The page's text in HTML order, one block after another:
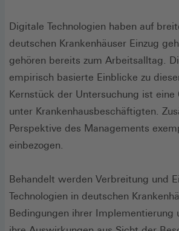
Digitale Technologien haben auf
deutschen Krankenhäuser Einzug
gehören bereits zum Arbeitsalltag.
empirisch basierte Einblicke zu
Kernstück der Untersuchung ist eine
unter Krankenhausbeschäftigten.
Perspektive des Managements
einbezogen.
Behandelt werden Verbreitung und
Technologien in deutschen
Bedingungen ihrer Implementierung